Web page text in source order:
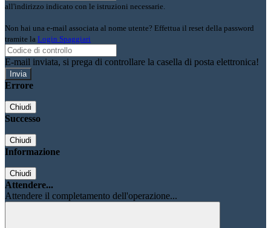
all'indirizzo indicato con le istruzioni necessarie.
Non hai una e-mail associata al nome utente? Effettua il reset della password
tramite la Login Spaggiari
E-mail inviata, si prega di controllare la casella di posta elettronica!
Errore
Chiudi
Successo
Chiudi
Informazione
Chiudi
Attendere...
Attendere il completamento dell'operazione...